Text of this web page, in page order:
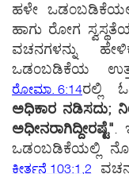
ಹಳೇ
ಹಾಗು ರೋಗ
ವಚನಗಳನ್ನು
ಒಡ೦ಬಡಿಕೆಯ
ರೋಮಾ. 6:14ರಲ್ಲಿ
ಅಧಿಕಾರ ನಡಿಸದು;
ಅಧೀನರಾಗಿದ್ದೀರಷ್ಟೆ" .
ಒಡ೦ಬಡಿಕೆಯಲ್ಲಿ
ಕೀರ್ತನೆ 103:1,2